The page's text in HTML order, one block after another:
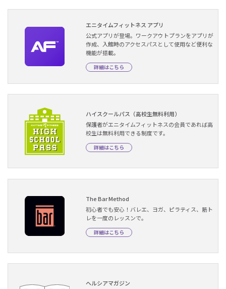
エニタイムフィットネス アプリ
公式アプリが登場。ワークアウトプランをアプリが
作成、入館時のアクセスパスとして使用など便利な
機能が搭載。
詳細はこちら
ハイスクールパス（高校生無料利用）
保護者がエニタイムフィットネスの会員であれば高
校生は無料利用できる制度です。
詳細はこちら
The Bar Method
初心者でも安心！バレエ、ヨガ、ピラティス、筋ト
レを一度のレッスンで。
詳細はこちら
ヘルシアマガジン